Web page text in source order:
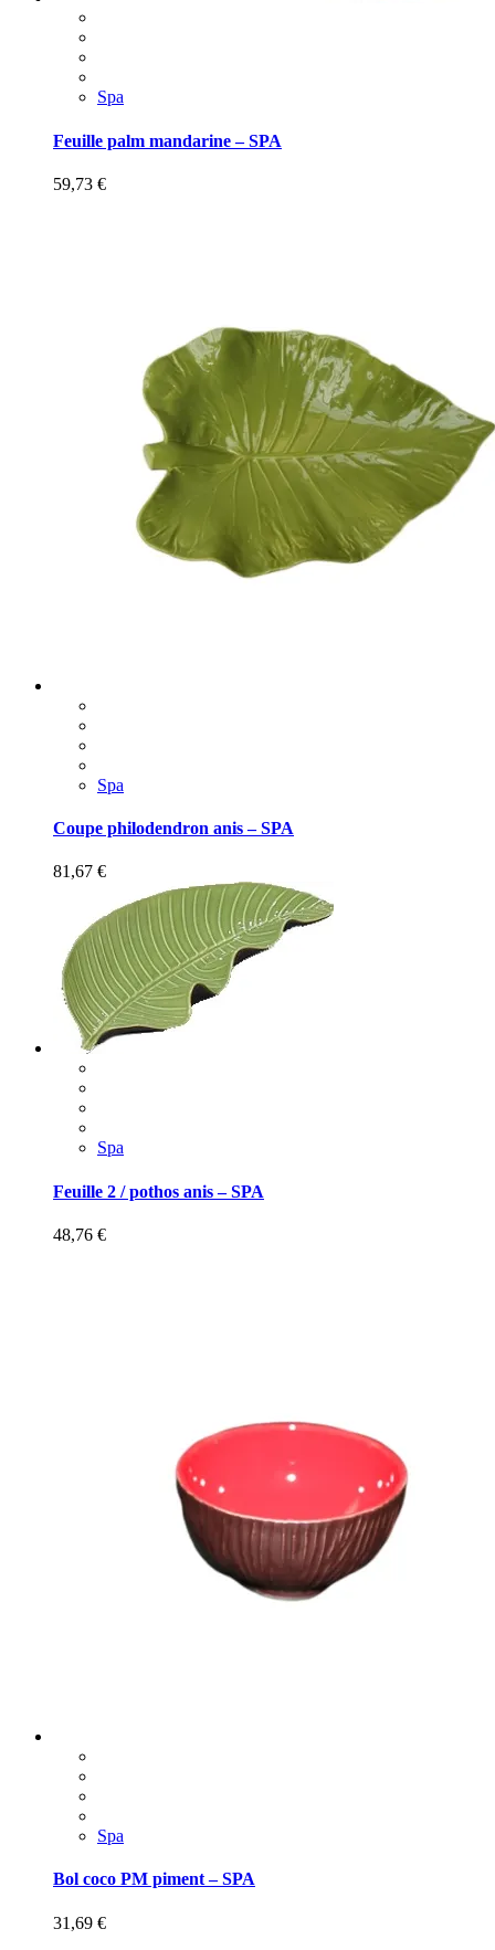
Spa
Feuille palm mandarine – SPA
59,73 €
Spa
Coupe philodendron anis – SPA
81,67 €
Spa
Feuille 2 / pothos anis – SPA
48,76 €
Spa
Bol coco PM piment – SPA
31,69 €